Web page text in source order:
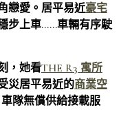
戀愛。居平易近豪宅
步上車……車輛有序駛
，她看THE R3 寓所
災居平易近的商業空
車隊無償供給接載服